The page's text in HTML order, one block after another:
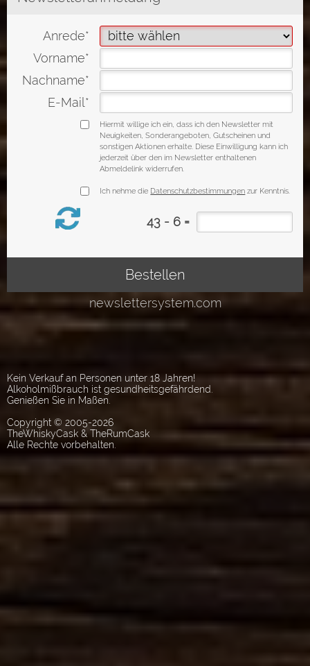
Kein Verkauf an Personen unter 18 Jahren!
Alkoholmißbrauch ist gesundheitsgefährdend.
Genießen Sie in Maßen.
Copyright © 2005-2026
TheWhiskyCask & TheRumCask
Alle Rechte vorbehalten.